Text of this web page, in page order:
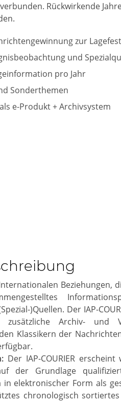
Rückwirkende
zur
und
pro Jahr
Sonderthemen
e-Produkt + Archivsystem
Beziehungen,
)Quellen. Der IAP-
zusätzliche Archiv- und
Klassikern der
Der IAP-COURIER
der Grundlage
elektronischer Form als
chronologisch